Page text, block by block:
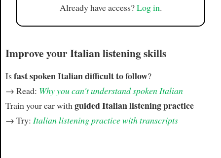
Already have access?Log in.
Improve your Italian listening skills
Isfast spoken Italian difficult to follow?
→ Read: Why you can't understand spoken Italian
Train your ear with guided Italian listening practice
→ Try: Italian listening practice with transcripts